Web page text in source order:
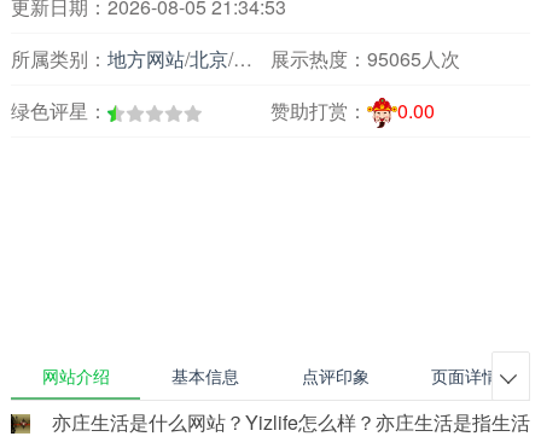
更新日期：2026-08-05 21:34:53
所属类别： 地方网站/北京/论坛交友展示热度： 95065人次
绿色评星：
赞助打赏： 0.00
网站介绍 基本信息 点评印象 页面详情 
亦庄生活是什么网站？Yizlife怎么样？亦庄生活是指生活